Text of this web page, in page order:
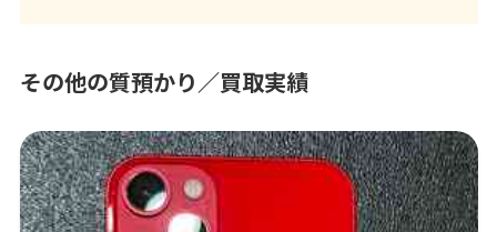
その他の質預かり／買取実績